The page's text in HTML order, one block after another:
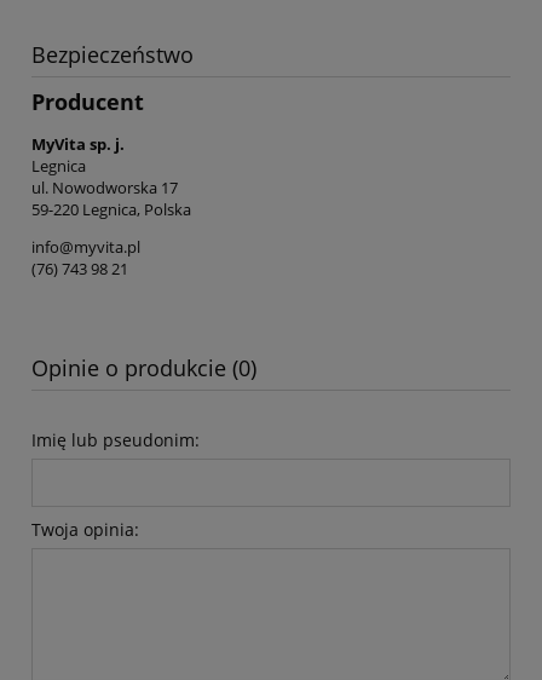
Bezpieczeństwo
Producent
MyVita sp. j.
Legnica
ul. Nowodworska 17
59-220 Legnica, Polska
info@myvita.pl
(76) 743 98 21
Opinie o produkcie (0)
Imię lub pseudonim:
Twoja opinia: